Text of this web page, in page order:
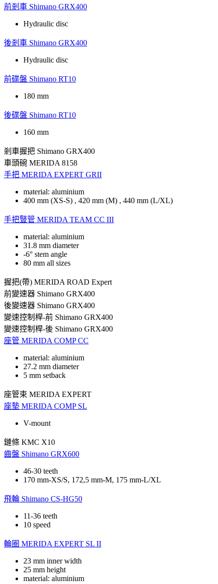
前剎車 Shimano GRX400
Hydraulic disc
後剎車 Shimano GRX400
Hydraulic disc
前碟盤 Shimano RT10
180 mm
後碟盤 Shimano RT10
160 mm
剎車握把 Shimano GRX400
車頭碗 MERIDA 8158
手把 MERIDA EXPERT GRII
material: aluminium
400 mm (XS-S) , 420 mm (M) , 440 mm (L/XL)
手把豎管 MERIDA TEAM CC III
material: aluminium
31.8 mm diameter
-6° stem angle
80 mm all sizes
握把(帶) MERIDA ROAD Expert
前變速器 Shimano GRX400
後變速器 Shimano GRX400
變速控制桿-前 Shimano GRX400
變速控制桿-後 Shimano GRX400
座管 MERIDA COMP CC
material: aluminium
27.2 mm diameter
5 mm setback
座管束 MERIDA EXPERT
座墊 MERIDA COMP SL
V-mount
鏈條 KMC X10
齒盤 Shimano GRX600
46-30 teeth
170 mm-XS/S, 172,5 mm-M, 175 mm-L/XL
飛輪 Shimano CS-HG50
11-36 teeth
10 speed
輪圈 MERIDA EXPERT SL II
23 mm inner width
25 mm height
material: aluminium